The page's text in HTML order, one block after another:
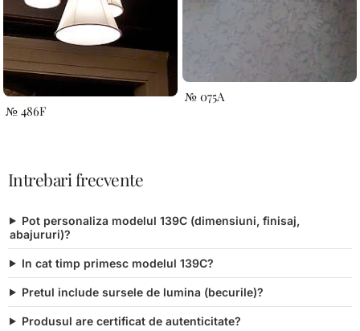
№ 486F
№ 075A
Intrebari frecvente
Pot personaliza modelul 139C (dimensiuni, finisaj,
abajururi)?
In cat timp primesc modelul 139C?
Pretul include sursele de lumina (becurile)?
Produsul are certificat de autenticitate?